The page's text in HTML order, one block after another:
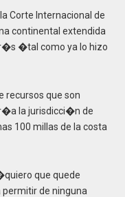
Corte Internacional de
continental extendida
�tal como ya lo hizo
recursos que son
la jurisdicci�n de
100 millas de la costa
que quede
de ninguna